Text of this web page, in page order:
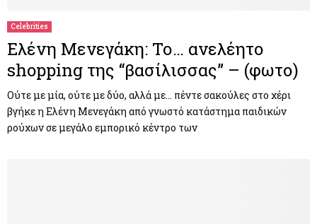
Celebrities
Ελένη Μενεγάκη: Το… ανελέητο
shopping της “βασίλισσας” – (φωτο)
Ούτε με μία, ούτε με δύο, αλλά με… πέντε σακούλες στο χέρι
βγήκε η Ελένη Μενεγάκη από γνωστό κατάστημα παιδικών
ρούχων σε μεγάλο εμπορικό κέντρο των